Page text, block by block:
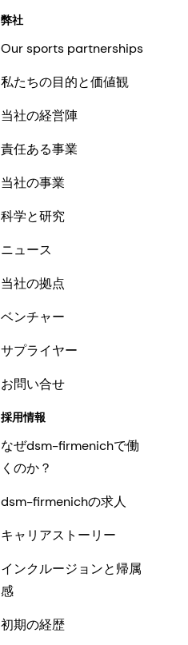
弊社
Our sports partnerships
私たちの目的と価値観
当社の経営陣
責任ある事業
当社の事業
科学と研究
ニュース
当社の拠点
ベンチャー
サプライヤー
お問い合せ
採用情報
なぜdsm-firmenichで働
くのか？
dsm-firmenichの求人
キャリアストーリー
インクルージョンと帰属
感
初期の経歴